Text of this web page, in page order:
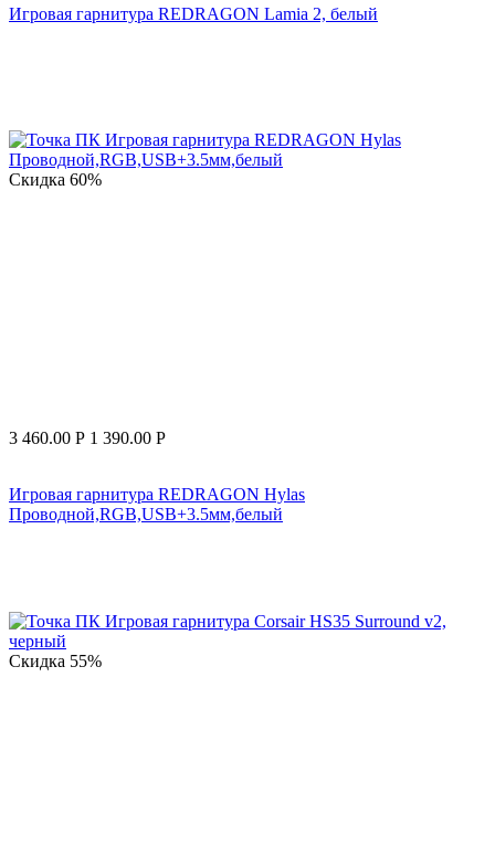
Игровая гарнитура REDRAGON Lamia 2, белый
Скидка 60%
3 460.00 Р 1 390.00 Р
Игровая гарнитура REDRAGON Hylas
Проводной,RGB,USB+3.5мм,белый
Скидка 55%